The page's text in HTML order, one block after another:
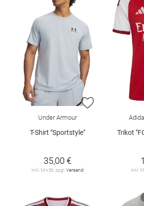
ZUR
Under Armour
T-Shirt "Sportstyle"
35,00 €
inkl. MwSt. zzgl. Versand
Trikot "FC
inkl.